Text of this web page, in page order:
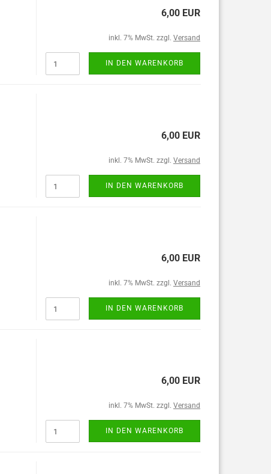
6,00 EUR
inkl. 7% MwSt. zzgl. Versand
IN DEN WARENKORB
6,00 EUR
inkl. 7% MwSt. zzgl. Versand
IN DEN WARENKORB
6,00 EUR
inkl. 7% MwSt. zzgl. Versand
IN DEN WARENKORB
6,00 EUR
inkl. 7% MwSt. zzgl. Versand
IN DEN WARENKORB